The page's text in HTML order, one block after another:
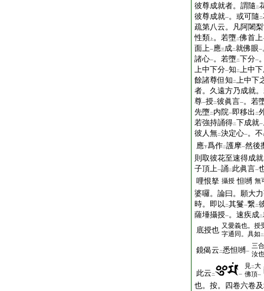
彼尊成就者。謂隨 二
彼尊成就一。或可隨 二
疏第八云。凡阿闍
性類 上 。若墮二佛首上
面上一應三成二就佛眼一
諸心一。若墮二下分一
上中下分一知 二上中
餘諸尊但知 二上中下
者。久遠方乃成就
尊一授二彼眞言一。若
先墮二 内院一即移出 二
若強持誦得二下成就一
彼人無二決定心一。不
應下爲作二護摩一然後
則取彼花至速得成
子頂上一誦二 此眞言一
哩恨拏 攝授 怛嚩 無
婆囉。論曰。願大
時。即以 二其鬘一繋二
薩埵攝授一。速疾成二
底授也 又愛義也。授
字通同。具如 二
鏡偈云 二悉怛嚩一
三合
汝也
此云 二 一
見 二大
佛頂一
也。按。四卷六卷